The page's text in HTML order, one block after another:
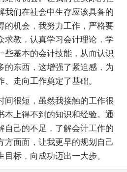
我们在社会中生存应该具备的
的机会，我努力工作，严格要
求教，认真学习会计理论，学
些基本的会计技能，从而认识
的东西，这增强了紧迫感，为
走向工作奠定了基础。
间很短，虽然我接触的工作很
本上得不到的知识和经验。通
自己的不足，了解会计工作的
方面面，让我更早的规划自己
标，向成功迈出一大步。